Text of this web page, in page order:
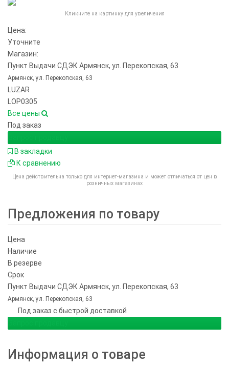
Кликните на картинку для увеличения
Цена:
Уточните
Магазин:
Пункт Выдачи СДЭК Армянск, ул. Перекопская, 63
Армянск, ул. Перекопская, 63
LUZAR
LOP0305
Все цены
Под заказ
В закладки
К сравнению
Цена действительна только для интернет-магазина и может отличаться от цен в
розничных магазинах
Предложения по товару
Цена
Наличие
В резерве
Срок
Пункт Выдачи СДЭК Армянск, ул. Перекопская, 63
Армянск, ул. Перекопская, 63
Под заказ с быстрой доставкой
Информация о товаре